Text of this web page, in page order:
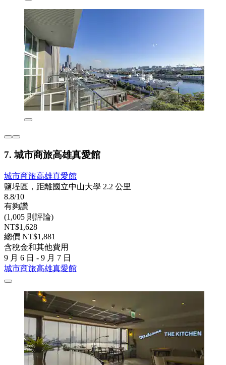
7. 城市商旅高雄真愛館
城市商旅高雄真愛館
鹽埕區，距離國立中山大學 2.2 公里
8.8/10
有夠讚
(1,005 則評論)
NT$1,628
總價 NT$1,881
含稅金和其他費用
9 月 6 日 - 9 月 7 日
城市商旅高雄真愛館